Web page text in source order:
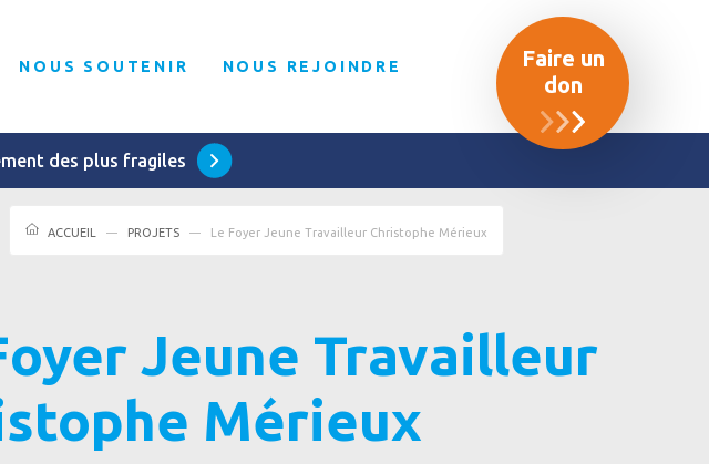
NOUS SOUTENIR NOUS REJOINDRE
Faire un
don
des plus fragiles
ACCUEIL PROJETS Le Foyer Jeune Travailleur Christophe Mérieux
Jeune Travailleur
Mérieux